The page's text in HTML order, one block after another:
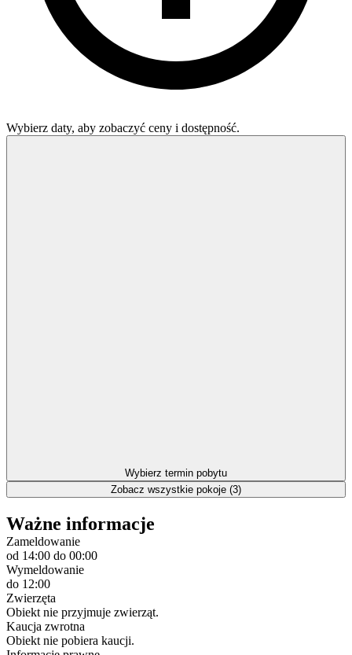
Wybierz daty, aby zobaczyć ceny i dostępność.
Wybierz termin pobytu
Zobacz wszystkie pokoje (3)
Ważne informacje
Zameldowanie
od 14:00 do 00:00
Wymeldowanie
do 12:00
Zwierzęta
Obiekt nie przyjmuje zwierząt.
Kaucja zwrotna
Obiekt nie pobiera kaucji.